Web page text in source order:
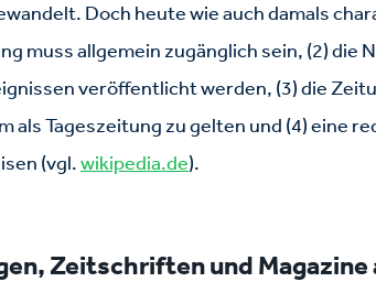
Doch heute wie auch damals
muss allgemein zugänglich sein, (2) die
veröffentlicht werden, (3) die
als Tageszeitung zu gelten und (4) eine
(vgl.wikipedia.de).
Zeitschriften und Magazine